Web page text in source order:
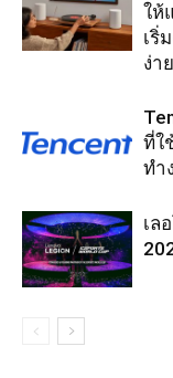
ให้
เริ่
ง่า
ที่ใ
ทำ
เล